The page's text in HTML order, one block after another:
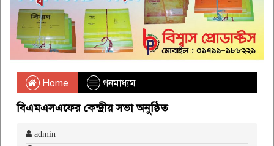
Home গনমাধ্যম
বিএমএসএফের কেন্দ্রীয় সভা অনুষ্ঠিত
admin